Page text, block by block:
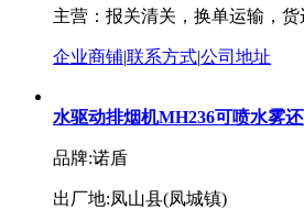
主营：报关清关，换单运输，货
企业商铺|联系方式|公司地址
水驱动排烟机MH236可喷水雾
品牌:诺盾
出厂地:凤山县(凤城镇)